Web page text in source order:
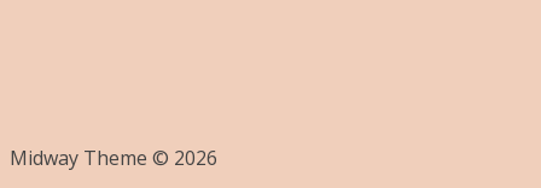
Midway Theme © 2026